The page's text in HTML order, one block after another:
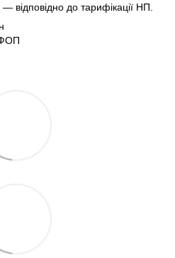
відповідно до тарифікації НП.
ФОП